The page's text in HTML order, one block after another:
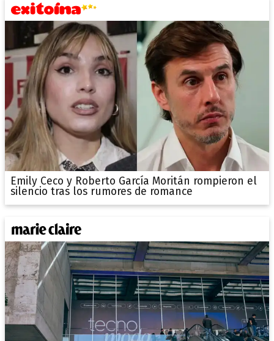
Emily Ceco y Roberto García Moritán rompieron el
silencio tras los rumores de romance